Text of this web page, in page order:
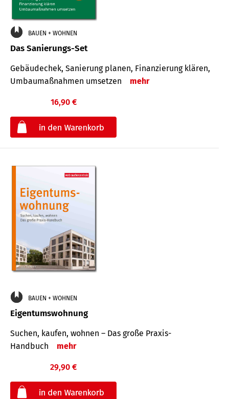
BAUEN + WOHNEN
Das Sanierungs-Set
Gebäudechek, Sanierung planen, Finanzierung klären,
Umbaumaßnahmen umsetzen
mehr
16,90 €
BAUEN + WOHNEN
Eigentumswohnung
Suchen, kaufen, wohnen – Das große Praxis-
Handbuch
mehr
29,90 €